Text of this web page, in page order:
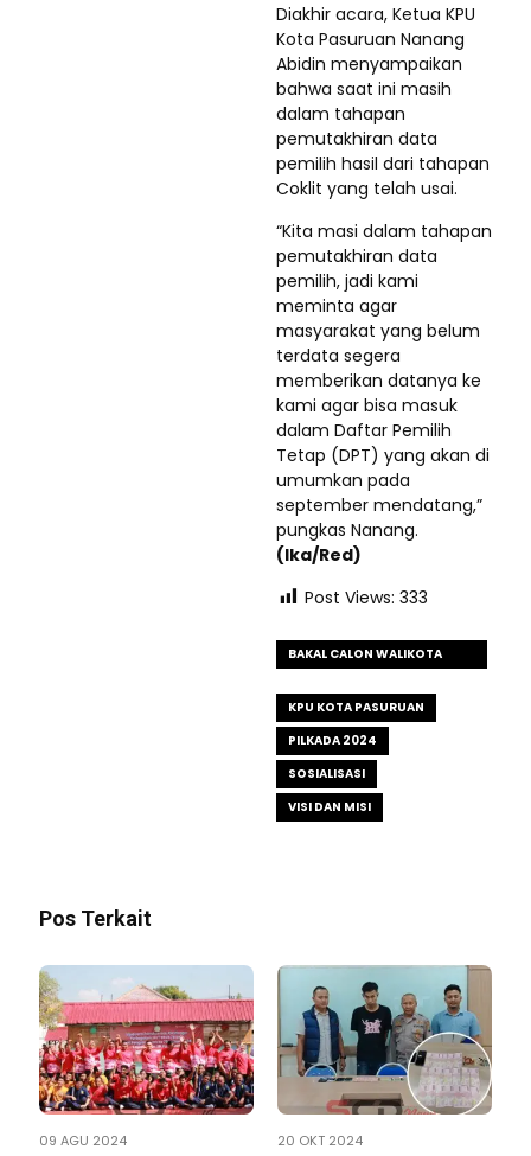
Diakhir acara, Ketua KPU
Kota Pasuruan Nanang
Abidin menyampaikan
bahwa saat ini masih
dalam tahapan
pemutakhiran data
pemilih hasil dari tahapan
Coklit yang telah usai.
“Kita masi dalam tahapan
pemutakhiran data
pemilih, jadi kami
meminta agar
masyarakat yang belum
terdata segera
memberikan datanya ke
kami agar bisa masuk
dalam Daftar Pemilih
Tetap (DPT) yang akan di
umumkan pada
september mendatang,”
pungkas Nanang.
(Ika/Red)
Post Views: 333
BAKAL CALON WALIKOTA
KPU KOTA PASURUAN
PILKADA 2024
SOSIALISASI
VISI DAN MISI
Pos Terkait
09 AGU 2024 20 OKT 2024